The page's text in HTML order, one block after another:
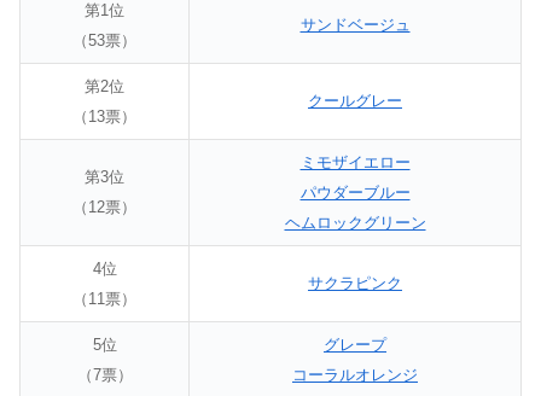
第1位
（53票）
サンドベージュ
第2位
（13票）
クールグレー
第3位
（12票）
ミモザイエロー
パウダーブルー
ヘムロックグリーン
4位
（11票）
サクラピンク
5位
（7票）
グレープ
コーラルオレンジ